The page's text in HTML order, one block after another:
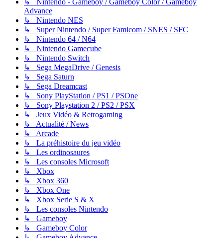
↳ Nintendo - Gameboy / Gameboy Color / Gameboy
Advance
↳ Nintendo NES
↳ Super Nintendo / Super Famicom / SNES / SFC
↳ Nintendo 64 / N64
↳ Nintendo Gamecube
↳ Nintendo Switch
↳ Sega MegaDrive / Genesis
↳ Sega Saturn
↳ Sega Dreamcast
↳ Sony PlayStation / PS1 / PSOne
↳ Sony Playstation 2 / PS2 / PSX
↳ Jeux Vidéo & Retrogaming
↳ Actualité / News
↳ Arcade
↳ La préhistoire du jeu vidéo
↳ Les ordinosaures
↳ Les consoles Microsoft
↳ Xbox
↳ Xbox 360
↳ Xbox One
↳ Xbox Serie S & X
↳ Les consoles Nintendo
↳ Gameboy
↳ Gameboy Color